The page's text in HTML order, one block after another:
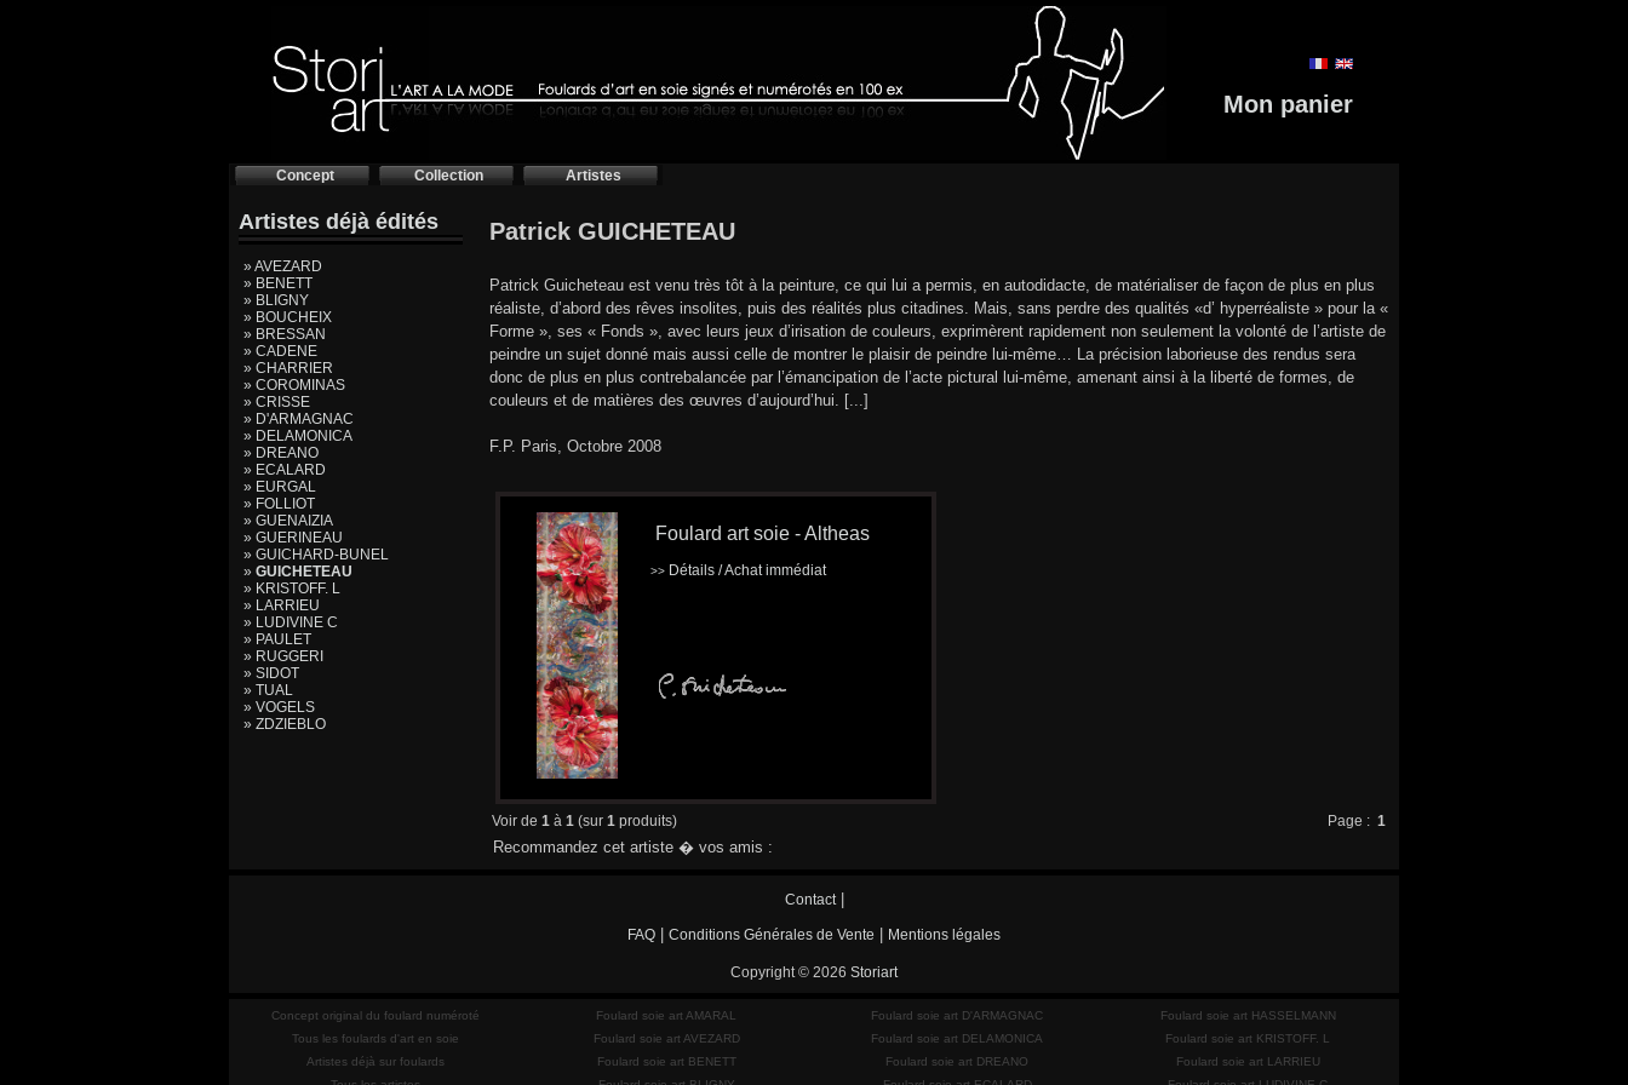
Mon panier
Concept Collection Artistes
Artistes déjà édités
» AVEZARD
» BENETT
» BLIGNY
» BOUCHEIX
» BRESSAN
» CADENE
» CHARRIER
» COROMINAS
» CRISSE
» D'ARMAGNAC
» DELAMONICA
» DREANO
» ECALARD
» EURGAL
» FOLLIOT
» GUENAIZIA
» GUERINEAU
» GUICHARD-BUNEL
» GUICHETEAU
» KRISTOFF. L
» LARRIEU
» LUDIVINE C
» PAULET
» RUGGERI
» SIDOT
» TUAL
» VOGELS
» ZDZIEBLO
Patrick GUICHETEAU
Patrick Guicheteau est venu très tôt à la peinture, ce qui lui a permis, en autodidacte, de matérialiser de façon de plus en plus
réaliste, d’abord des rêves insolites, puis des réalités plus citadines. Mais, sans perdre des qualités «d’ hyperréaliste » pour la «
Forme », ses « Fonds », avec leurs jeux d’irisation de couleurs, exprimèrent rapidement non seulement la volonté de l’artiste de
peindre un sujet donné mais aussi celle de montrer le plaisir de peindre lui-même… La précision laborieuse des rendus sera
donc de plus en plus contrebalancée par l’émancipation de l’acte pictural lui-même, amenant ainsi à la liberté de formes, de
couleurs et de matières des œuvres d’aujourd’hui. [...]
F.P. Paris, Octobre 2008
Foulard art soie - Altheas
>> Détails / Achat immédiat
Voir de 1 à 1 (sur 1 produits) Page : 1
Recommandez cet artiste � vos amis :
Contact|
FAQ Conditions Générales de Vente Mentions légales
Copyright © 2026 Storiart
Concept original du foulard numéroté
Tous les foulards d'art en soie
Artistes déjà sur foulards
Foulard soie art AMARAL
Foulard soie art AVEZARD
Foulard soie art BENETT
Foulard soie art D'ARMAGNAC
Foulard soie art DELAMONICA
Foulard soie art DREANO
Foulard soie art HASSELMANN
Foulard soie art KRISTOFF. L
Foulard soie art LARRIEU